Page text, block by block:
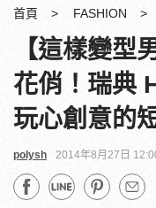
首頁 FASHION
【這樣變
花俏！瑞典
玩心創意的
polysh 2014年8月27日